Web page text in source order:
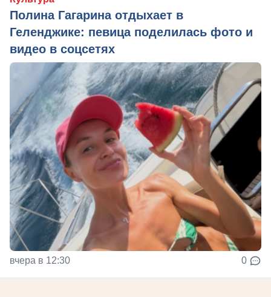
Полина Гагарина отдыхает в
Геленджике: певица поделилась фото и
видео в соцсетях
вчера в 12:30 0